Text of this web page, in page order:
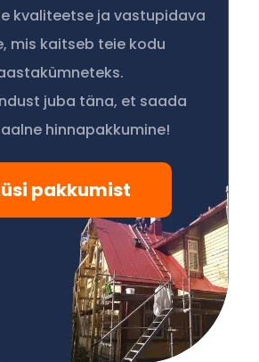
kvaliteetse ja vastupidava
mis kaitseb teie kodu
juba täna, et saada
hinnapakkumine!
pakkumist